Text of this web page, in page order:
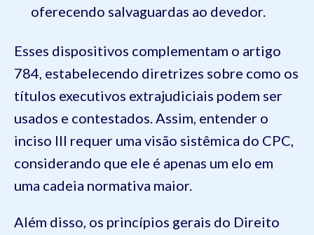
oferecendo salvaguardas ao devedor.
Esses dispositivos complementam o artigo
784, estabelecendo diretrizes sobre como os
títulos executivos extrajudiciais podem ser
usados e contestados. Assim, entender o
inciso III requer uma visão sistêmica do CPC,
considerando que ele é apenas um elo em
uma cadeia normativa maior.
Além disso, os princípios gerais do Direito